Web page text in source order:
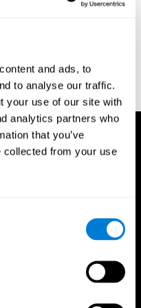
and ads, to
to analyse our traffic.
your use of our site with
analytics partners who
that you’ve
collected from your use
computer. Journal
27(5), 529-543.